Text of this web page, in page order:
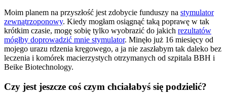
Moim planem na przyszłość jest zdobycie funduszy na stymulator
zewnątrzoponowy. Kiedy mogłam osiągnąć taką poprawę w tak
krótkim czasie, mogę sobię tylko wyobrazić do jakich rezultatów
mógłby doprowadzić mnie stymulator. Minęło już 16 miesięcy od
mojego urazu rdzenia kręgowego, a ja nie zaszłabym tak daleko bez
leczenia i komórek macierzystych otrzymanych od szpitala BBH i
Beike Biotechnology.
Czy jest jeszcze coś czym chciałabyś się podzielić?